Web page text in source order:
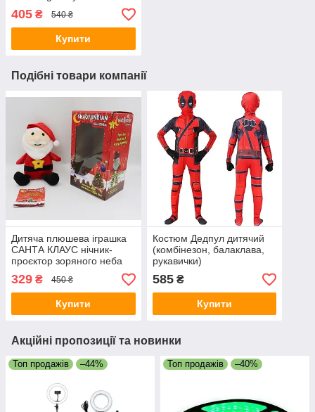
405 ₴ 540 ₴
Купити
Подібні товари компанії
Дитяча плюшева іграшка
САНТА КЛАУС нічник-
проєктор зоряного неба
329 ₴ 450 ₴
Купити
Костюм Дедпул дитячий
(комбінезон, балаклава,
рукавички)
585₴
Купити
Акційні пропозиції та новинки
Топ продажів –44% Топ продажів –40%